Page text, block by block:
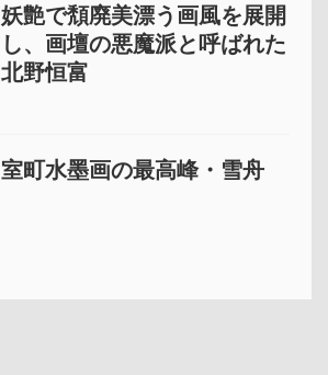
妖艶で頽廃美漂う画風を展開
し、画壇の悪魔派と呼ばれた
北野恒富
室町水墨画の最高峰・雪舟